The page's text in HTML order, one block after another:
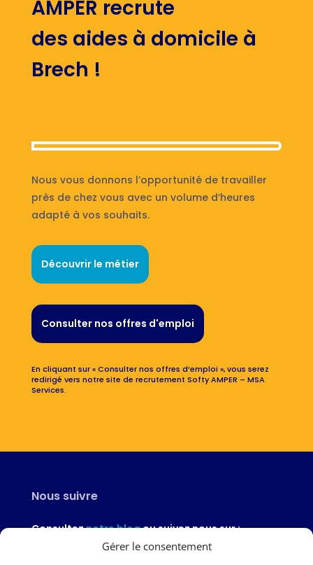
Gérer le consentement
AMPER recrute
des aides à domicile à
Brech !
Nous vous donnons l’opportunité de travailler
près de chez vous avec un volume d’heures
adapté à vos souhaits.
Découvrir le métier
Consulter nos offres d'emploi
En cliquant sur « Consulter nos offres d’emploi », vous serez
redirigé vers notre site de recrutement Softy AMPER – MSA
Services.
Nous suivre
Consulteznotre blogou suivez nous sur :